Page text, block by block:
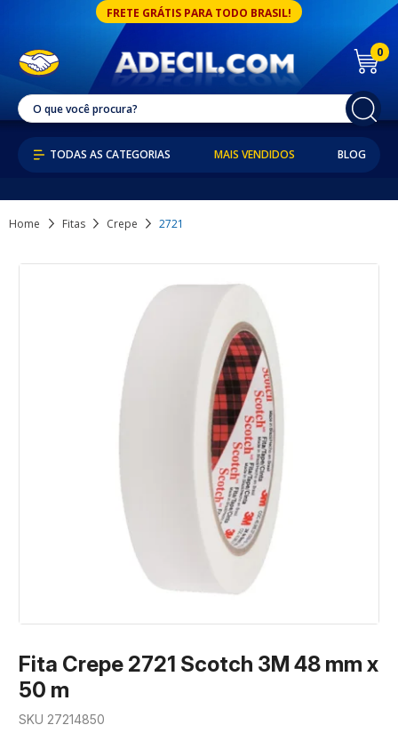
FRETE GRÁTIS PARA TODO BRASIL!
0
MAIS VENDIDOS BLOG
Home Fitas Crepe 2721
Fita Crepe 2721 Scotch 3M 48 mm x
50 m
SKU 27214850